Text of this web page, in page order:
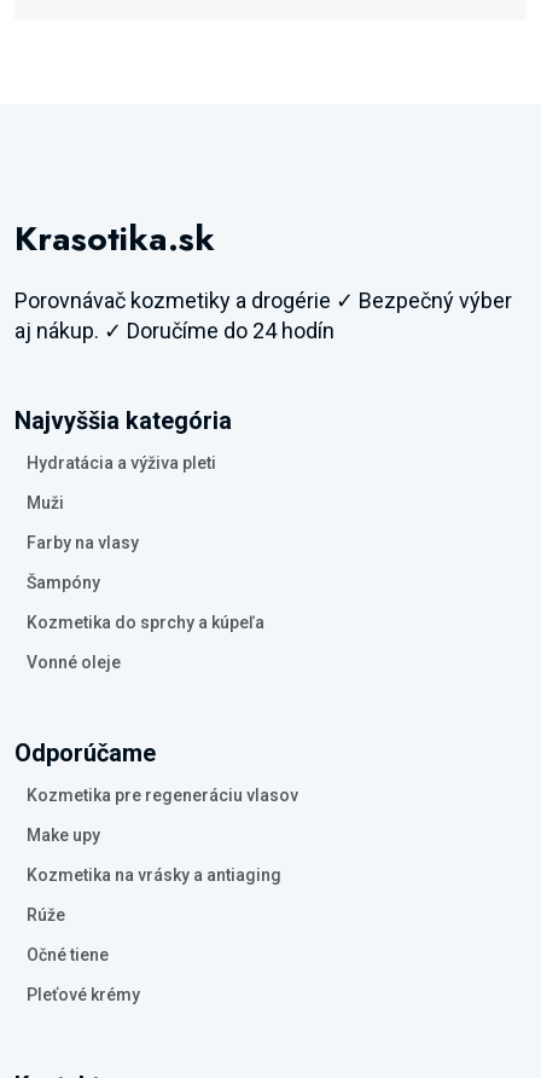
Krasotika.sk
Porovnávač kozmetiky a drogérie ✓ Bezpečný výber
aj nákup. ✓ Doručíme do 24 hodín
Najvyššia kategória
Hydratácia a výživa pleti
Muži
Farby na vlasy
Šampóny
Kozmetika do sprchy a kúpeľa
Vonné oleje
Odporúčame
Kozmetika pre regeneráciu vlasov
Make upy
Kozmetika na vrásky a antiaging
Rúže
Očné tiene
Pleťové krémy